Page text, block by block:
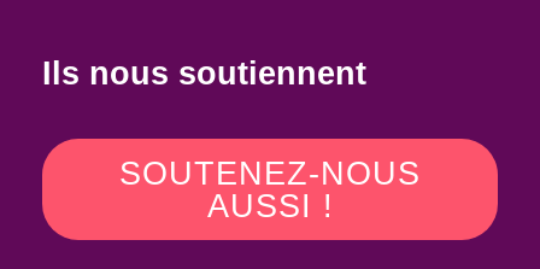
Ils nous soutiennent
SOUTENEZ-NOUS
AUSSI !